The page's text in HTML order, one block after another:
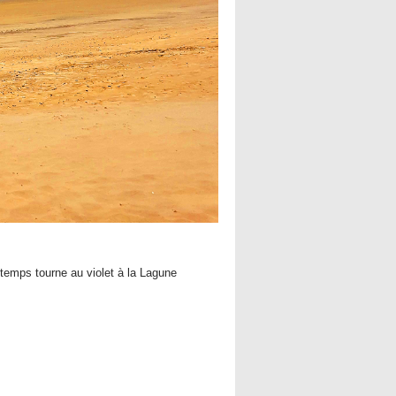
tourne au violet à la Lagune